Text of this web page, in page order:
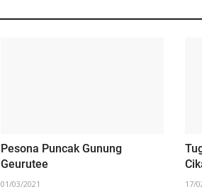
Pesona Puncak Gunung
Geurutee
01/03/2021 17/
Pererat